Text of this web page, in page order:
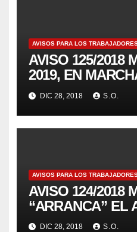
AVISOS PARA LOS
AVISO 125/2018
2019, EN
ASAMBLEARIO
DIC 28, 2018 S.O.
AVISOS PARA LOS
AVISO 124/2018
“ARRANCA” EL
CENTENARIO
DIC 28, 2018 S.O.